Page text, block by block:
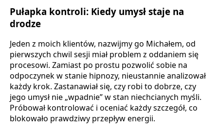
Pułapka kontroli: Kiedy umysł staje na
drodze
Jeden z moich klientów, nazwijmy go Michałem, od
pierwszych chwil sesji miał problem z oddaniem się
procesowi. Zamiast po prostu pozwolić sobie na
odpoczynek w stanie hipnozy, nieustannie analizował
każdy krok. Zastanawiał się, czy robi to dobrze, czy
jego umysł nie „wpadnie” w stan niechcianych myśli.
Próbował kontrolować i oceniać każdy szczegół, co
blokowało prawdziwy przepływ energii.